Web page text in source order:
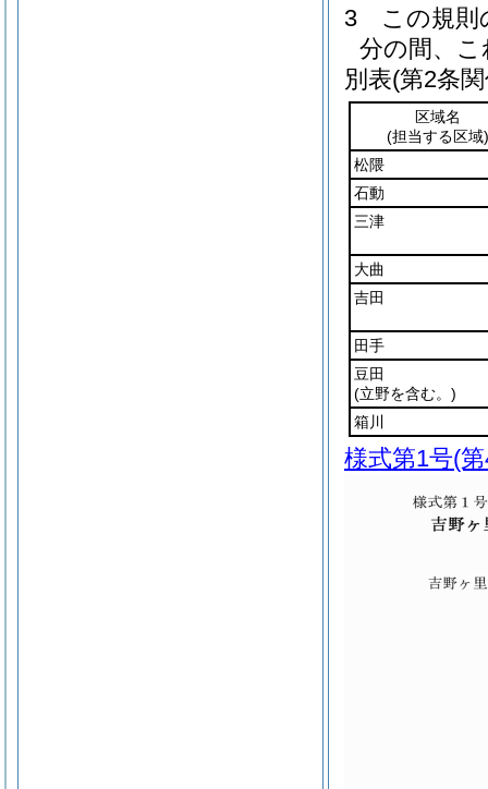
3
この規則
分の間、
別表(第2条
区域名
(担当する区域)
松隈
石動
三津
大曲
吉田
田手
豆田
(立野を含む。)
箱川
様式第1号(